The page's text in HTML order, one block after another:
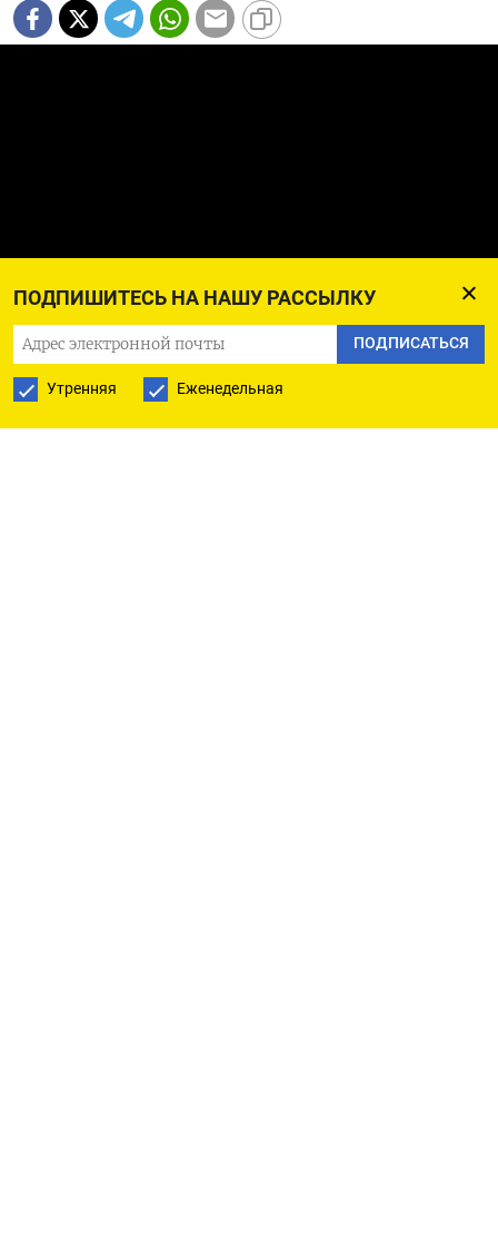
ПОДПИШИТЕСЬ НА НАШУ РАССЫЛКУ
ПОДПИСАТЬСЯ
Утренняя Еженедельная